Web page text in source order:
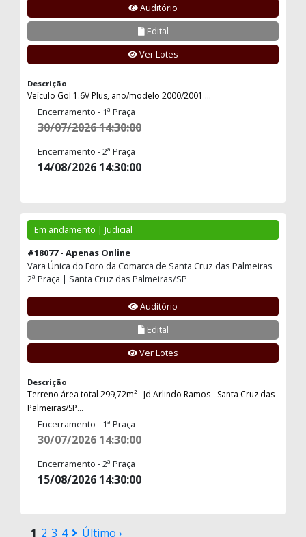
Auditório
Edital
Ver Lotes
Descrição
Veículo Gol 1.6V Plus, ano/modelo 2000/2001 ...
Encerramento - 1ª Praça
30/07/2026 14:30:00
Encerramento - 2ª Praça
14/08/2026 14:30:00
Em andamento | Judicial
#18077 - Apenas Online
Vara Única do Foro da Comarca de Santa Cruz das Palmeiras
2ª Praça | Santa Cruz das Palmeiras/SP
Auditório
Edital
Ver Lotes
Descrição
Terreno área total 299,72m² - Jd Arlindo Ramos - Santa Cruz das
Palmeiras/SP...
Encerramento - 1ª Praça
30/07/2026 14:30:00
Encerramento - 2ª Praça
15/08/2026 14:30:00
1 2 3 4 Último ›